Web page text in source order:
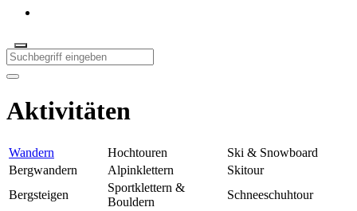
Aktivitäten
Wandern Hochtouren
Ski & Snowboard
Bergwandern
Alpinklettern
Skitour
Bergsteigen
Sportklettern &
Bouldern
Schneeschuhtour